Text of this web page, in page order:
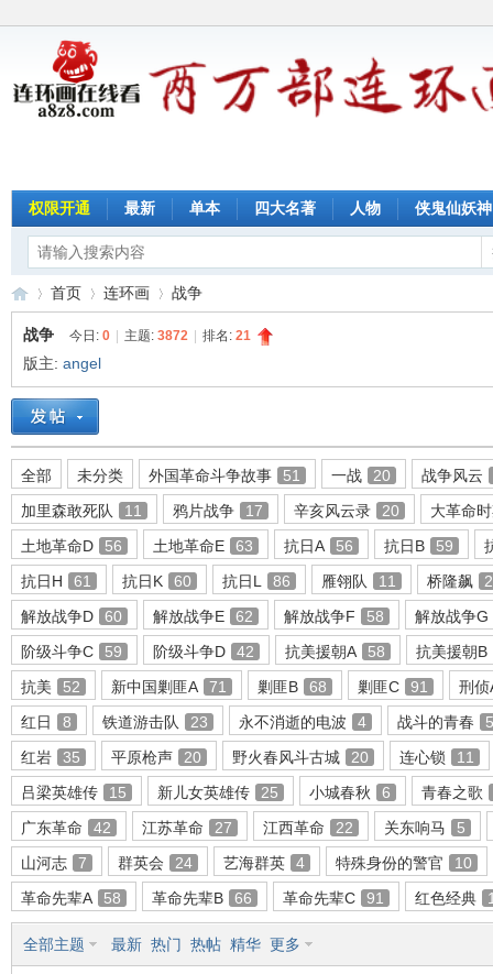
权限开通 最新 单本 四大名著 人物 侠鬼仙妖神
连
环
画
»
首页
›
连环画
›
战争
战争 今日: 0 主题: 3872 排名: 21
版主: angel
全部 未分类 外国革命斗争故事 51 一战 20
战争风云
加里森敢死队
11 鸦片战争 17 辛亥风云录 20
大革命
土地革命D
56 土地革命E 63 抗日A 56 抗日B 59
抗日H
61 抗日K 60 抗日L 86 雁翎队 11 桥隆飙
解放战争D
60 解放战争E 62 解放战争F 58
解放战争G
阶级斗争C
59 阶级斗争D 42 抗美援朝A 58
抗美援朝B
抗美
52 新中国剿匪A 71 剿匪B 68 剿匪C 91
刑侦
红日
8 铁道游击队 23 永不消逝的电波 4 战斗的青春
5
红岩
35 平原枪声 20 野火春风斗古城 20 连心锁
11
吕梁英雄传
15 新儿女英雄传 25 小城春秋 6
青春之歌
广东革命
42 江苏革命 27 江西革命 22 关东响马
5
山河志
7 群英会 24 艺海群英 4 特殊身份的警官
10
革命先辈A
58 革命先辈B 66 革命先辈C 91 红色经典
全部主题 最新 热门 热帖 精华 更多